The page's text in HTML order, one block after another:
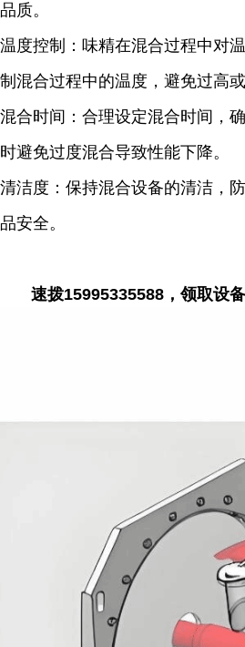
品质。
温度控制：味精在混合过程中对
制混合过程中的温度，避免过高
混合时间：合理设定混合时间，
时避免过度混合导致性能下降。
清洁度：保持混合设备的清洁，
品安全。
速拨15995335588，领取设